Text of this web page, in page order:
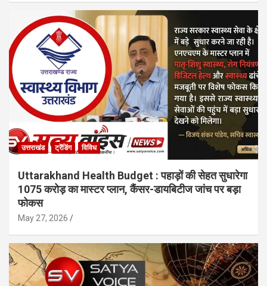
उत्तराखंड ट्रेंडिंग विविध
Uttarakhand Health Budget : पहाड़ों की सेहत सुधारेगा
1075 करोड़ का मास्टर प्लान, कैंसर-डायबिटीज जांच पर बड़ा
फोकस
May 27, 2026